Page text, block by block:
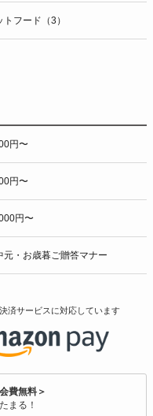
トフード（3）
円〜
円〜
円〜
元・お歳暮ご贈答マナー
済サービスに対応しています
費無料＞
まる！